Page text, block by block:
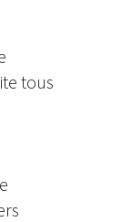
tous